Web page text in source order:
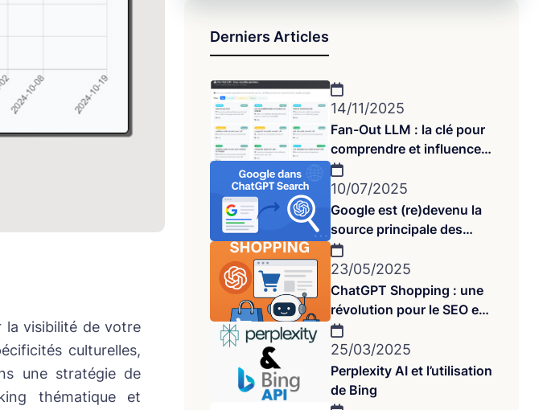
la visibilité de votre
culturelles,
une stratégie de
thématique et
Derniers Articles
14/11/2025
Fan-Out LLM : la clé pour
comprendre et influencer
les réponses des IA
10/07/2025
Google est (re)devenu la
source principale des
réponses dans ChatGPT
Search
23/05/2025
ChatGPT Shopping : une
révolution pour le SEO e-
commerce est en marche
25/03/2025
Perplexity AI et l’utilisation
de Bing